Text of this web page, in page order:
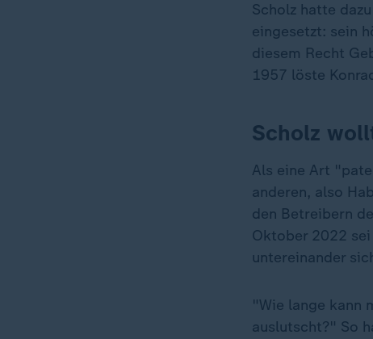
Scholz hatte
eingesetzt: sein
diesem Recht
1957 löste
Scholz
Als eine Art
anderen, also
den Betreibern
Oktober 2022
untereinander
"Wie lange kann
auslutscht?" So